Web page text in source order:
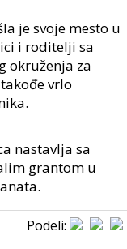
je svoje mesto u
i roditelji sa
okruženja za
vrlo
nastavlja sa
grantom u
.
Podeli: